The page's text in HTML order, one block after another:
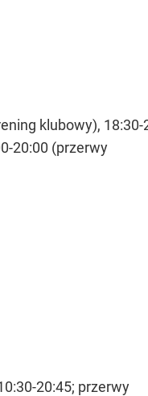
klubowy), 18:30-
20:00 (przerwy
20:45; przerwy